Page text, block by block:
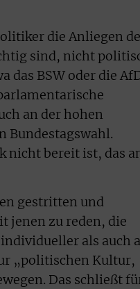
die Anliegen
sind, nicht
das BSW oder die
an der hohen
Bundestagswahl.
nicht bereit ist, das
gestritten und
jenen zu reden, die
als auch
„politischen Kultur,
Das schließt